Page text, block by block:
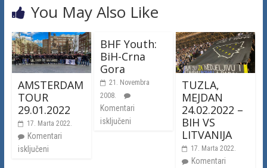
You May Also Like
AMSTERDAM
TOUR
29.01.2022
17. Marta 2022.
Komentari
isključeni
BHF Youth:
BiH-Crna
Gora
21. Novembra
2008.
Komentari
isključeni
TUZLA,
MEJDAN
24.02.2022 –
BIH VS
LITVANIJA
17. Marta 2022.
Komentari